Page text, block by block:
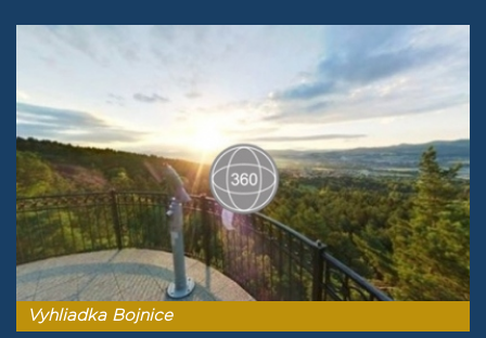
Vyhliadka Bojnice